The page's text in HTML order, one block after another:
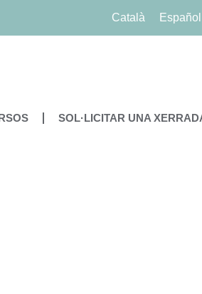
Català Español
SOL·LICITAR UNA